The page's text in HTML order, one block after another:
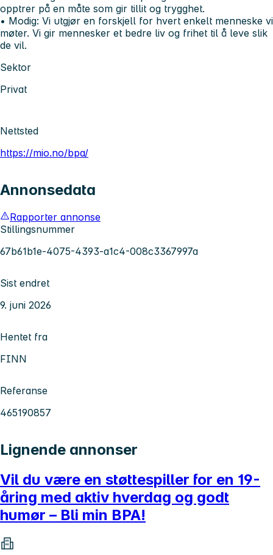
opptrer på en måte som gir tillit og trygghet.
• Modig: Vi utgjør en forskjell for hvert enkelt menneske vi
møter. Vi gir mennesker et bedre liv og frihet til å leve slik
de vil.
Sektor
Privat
Nettsted
https://mio.no/bpa/
Annonsedata
Rapporter annonse
Stillingsnummer
67b61b1e-4075-4393-a1c4-008c3367997a
Sist endret
9. juni 2026
Hentet fra
FINN
Referanse
465190857
Lignende annonser
Vil du være en støttespiller for en 19-
åring med aktiv hverdag og godt
humør – Bli min BPA!